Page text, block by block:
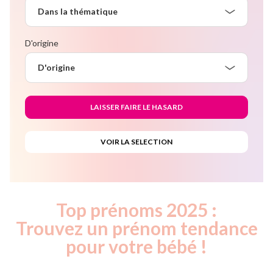
Dans la thématique
D'origine
D'origine
Top prénoms 2025 :
Trouvez un prénom tendance
pour votre bébé !